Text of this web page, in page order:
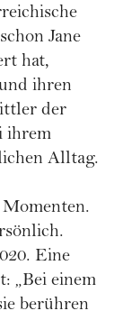
Jane
hat,
ihren
der
ihrem
Alltag.
Eine
„Bei einem
berühren